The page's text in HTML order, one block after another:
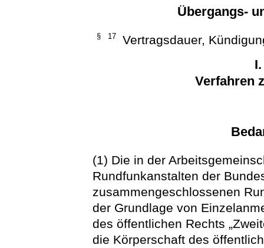
Übergangs-
§ 17 Vertragsdauer,
Verfahren
(1) Die in der
Rundfunkanstalten der
zusammengeschlossenen
der Grundlage von
des öffentlichen Rechts
die Körperschaft des